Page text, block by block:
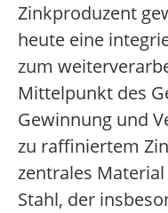
Zinkproduzent
heute eine
zum
Mittelpunkt des
Gewinnung und
zu raffiniertem
zentrales
Stahl, der